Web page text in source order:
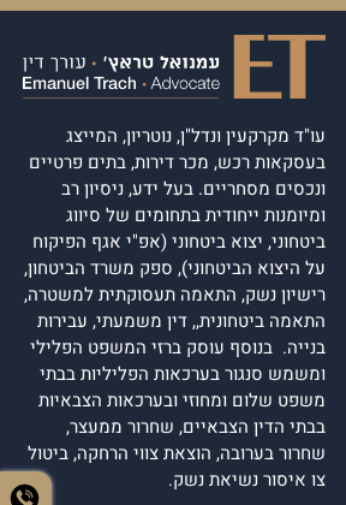
עו"ד מקרקעין ונדל"ן, נוטריון, המייצג
בעסקאות רכש, מכר דירות, בתים פרטיים
ונכסים מסחריים. בעל ידע, ניסיון רב
ומיומנות ייחודית בתחומים של סיווג
ביטחוני, יצוא ביטחוני (אפ"י אגף הפיקוח
על היצוא הביטחוני), ספק משרד הביטחון,
רישיון נשק, התאמה תעסוקתית למשטרה,
התאמה ביטחונית,, דין משמעתי, עבירות
בנייה. בנוסף עוסק ברזי המשפט הפלילי
ומשמש סנגור בערכאות הפליליות בבתי
משפט שלום ומחוזי ובערכאות הצבאיות
בבתי הדין הצבאיים, שחרור ממעצר,
שחרור בערובה, הוצאת צווי הרחקה, ביטול
צו איסור נשיאת נשק.